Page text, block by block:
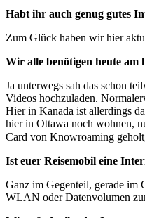
Habt ihr auch genug gutes
Zum Glück haben wir hier
Wir alle benötigen heute am
Ja unterwegs sah das schon
Videos hochzuladen.
Hier in Kanada ist allerdings
hier in Ottawa noch wohnen,
Card von Knowroaming
Ist euer Reisemobil eine
Ganz im Gegenteil, gerade im
WLAN oder Datenvolumen